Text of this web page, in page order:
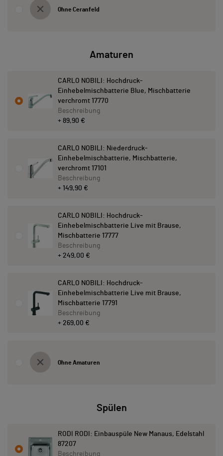
Ohne Ceranfeld
Amaturen
CARLO NOBILI: Hochdruck-
Einhebelmischbatterie Blue, Mischbatterie
verchromt 17770
+ 89,90 €
Beschreibung
CARLO NOBILI: Niederdruck-
Einhebelmischbatterie, Mischbatterie,
verchromt 17101
+ 149,90 €
Beschreibung
CARLO NOBILI: Hochdruck-
Einhebelmischbatterie Live mit Brause,
Mischbatterie 17777
+ 249,00 €
Beschreibung
CARLO NOBILI: Hochdruck-
Einhebelmischbatterie Live mit Brause,
Mischbatterie 17791
+ 269,00 €
Beschreibung
Ohne Amaturen
Spülen
RODI RODI: Einbauspüle New Manaus, Edelstahl
87207
Beschreibung